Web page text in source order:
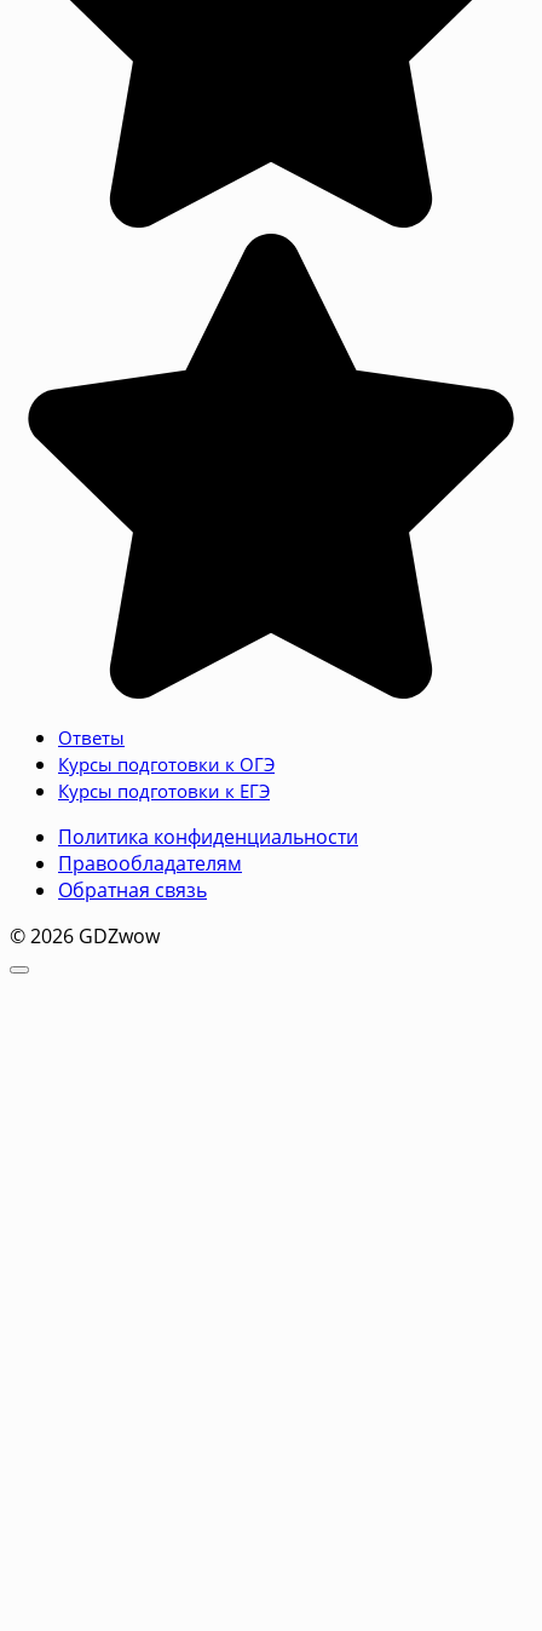
Ответы
Курсы подготовки к ОГЭ
Курсы подготовки к ЕГЭ
Политика конфиденциальности
Правообладателям
Обратная связь
© 2026 GDZwow